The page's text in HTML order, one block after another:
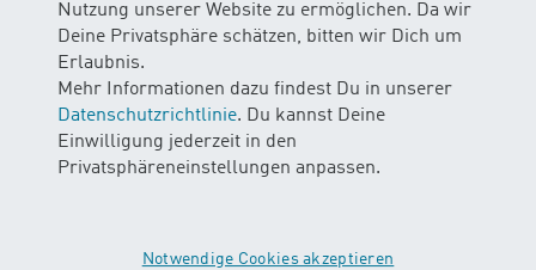
Nutzung unserer Website zu ermöglichen. Da wir
Deine Privatsphäre schätzen, bitten wir Dich um
Erlaubnis.
Mehr Informationen dazu findest Du in unserer
Datenschutzrichtlinie. Du kannst Deine
Einwilligung jederzeit in den
Privatsphäreneinstellungen anpassen.
Notwendige Cookies akzeptieren
MINIS
Element Wasser mit all ihren Sinnen
erleben. Die Kinder gleiten und